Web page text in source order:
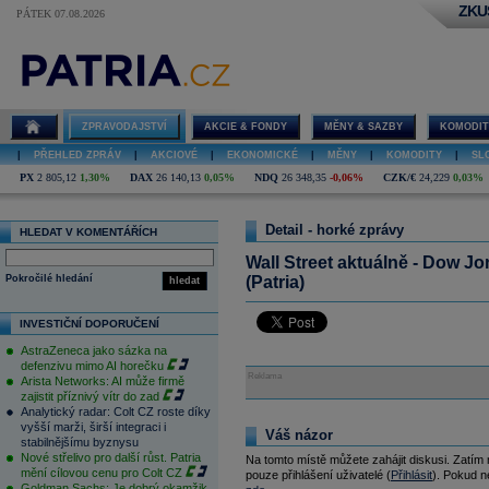
PÁTEK 07.08.2026
ZPRAVODAJSTVÍ AKCIE & FONDY MĚNY & SAZBY
PŘEHLED ZPRÁV AKCIOVÉ EKONOMICKÉ MĚNY KOMODITY
PX 2 805,12 1,30% DAX 26 140,13 0,05% NDQ 26 348,35 -0,06% CZK/€ 24,229 0,03%
HLEDAT V KOMENTÁŘÍCH
hledat
Pokročilé hledání
INVESTIČNÍ DOPORUČENÍ
AstraZeneca jako sázka na
defenzivu mimo AI horečku
Arista Networks: AI může firmě
zajistit příznivý vítr do zad
Analytický radar: Colt CZ roste díky
vyšší marži, širší integraci i
stabilnějšímu byznysu
Nové střelivo pro další růst. Patria
mění cílovou cenu pro Colt CZ
Detail - horké zprávy
Wall Street aktuálně - Dow
(Patria)
Reklama
Váš názor
Na tomto místě můžete zahájit diskusi.
pouze přihlášení uživatelé (Přihlásit). Pokud